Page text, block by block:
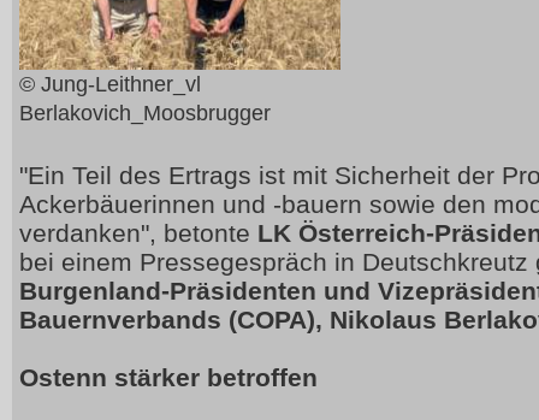
© Jung-Leithner_vl
Berlakovich_Moosbrugger
"Ein Teil des Ertrags ist mit Sicherheit der
Ackerbäuerinnen und -bauern sowie den
verdanken", betonte LK Österreich-
bei einem Pressegespräch in
Burgenland-Präsidenten und
Bauernverbands (COPA), Nikolaus
Ostenn stärker betroffen